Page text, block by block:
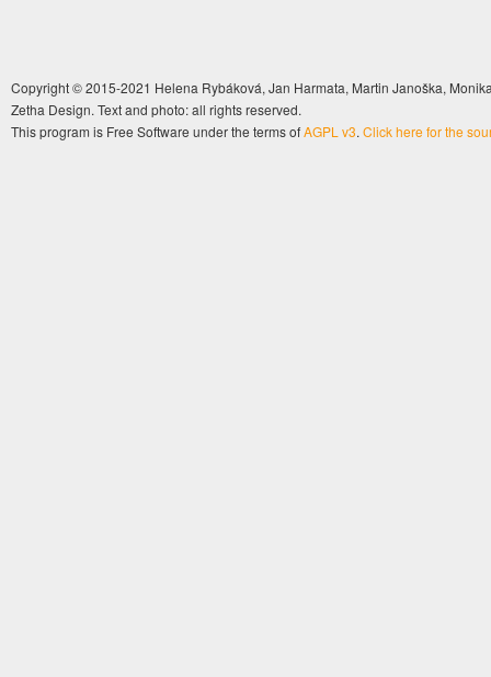
Copyright © 2015-2021 Helena Rybáková, Jan Harmata, Martin Janoška,
Zetha Design. Text and photo: all rights reserved.
This program is Free Software under the terms ofAGPL v3. Click here for the